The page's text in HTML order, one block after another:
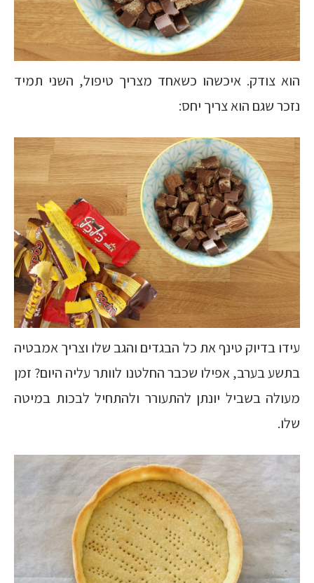
הוא צודק. איכשהו כשאחד מצריך טיפול, השני תמיד
נזכר שגם הוא צריך יחס:
עידו בדיוק טינף את כל הבגדים והגב שלו וצריך אמבטיה
בתשע בערב, אפילו שכבר החלטנו לוותר עליה היום? זמן
מעולה בשביל יונתן להתעורר ולהתחיל לבכות במיטה
שלו.